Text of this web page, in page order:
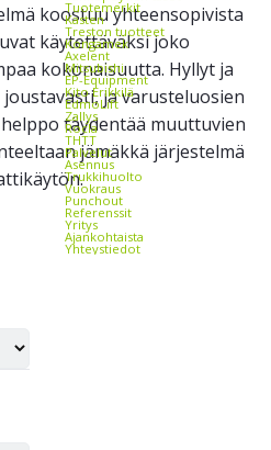
Tuotemerkit
Kasten
Treston tuotteet
Kongamek
Axelent
Mitsubishi
EP-Equipment
Kito Erikkilä
EdmoLift
Zallys
Rocla
THTT
Palvelut
Asennus
Trukkihuolto
Vuokraus
Punchout
Referenssit
Yritys
Ajankohtaista
Yhteystiedot
koostuu yhteensopivista
käytettäväksi joko
kokonaisuutta. Hyllyt ja
ja varusteluosien
täydentää muuttuvien
jämäkkä järjestelmä